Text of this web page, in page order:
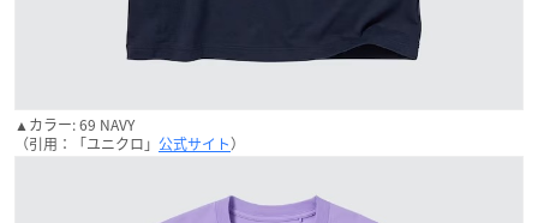
▲カラー: 69 NAVY
（引用：「ユニクロ」 公式サイト）